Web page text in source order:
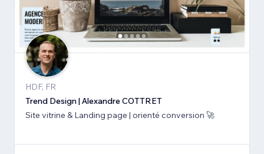
HDF, FR
Trend Design | Alexandre COTTRET
Site vitrine & Landing page | orienté conversion 🚀